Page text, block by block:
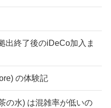
出終了後のiDeCo加入ま
の体験記
の水) は混雑率が低いの